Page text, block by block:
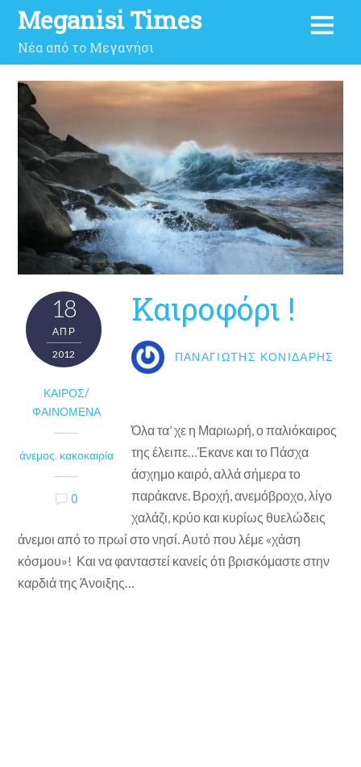
Meganisi Times
Νέα από το Μεγανήσι
18
ΑΠΡ
2012
ΚΑΙΡΌΣ/
ΦΑΙΝΌΜΕΝΑ
άνεμος, κακοκαιρία
0
Καιροφόρι !
ΠΑΝΑΓΙΏΤΗΣ ΚΟΝΙΔΆΡΗΣ
Όλα τα’ χε η Μαριωρή, ο παλιόκαιρος
της έλειπε…Έκανε και το Πάσχα
άσχημο καιρό, αλλά σήμερα το
παράκανε. Βροχή, ανεμόβροχο, λίγο
χαλάζι, κρύο και κυρίως θυελώδεις
άνεμοι από το πρωί στο νησί. Αυτό που λέμε «χάση
κόσμου»! Και να φανταστεί κανείς ότι βρισκόμαστε στην
καρδιά της Άνοιξης…